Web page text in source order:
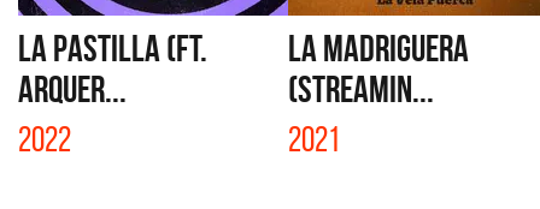
LA PASTILLA (FT.
ARQUER...
2022
LA MADRIGUERA
(STREAMIN...
2021